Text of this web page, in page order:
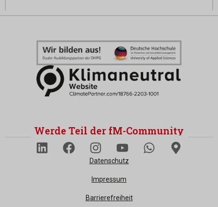
Werde Teil der fM-Community
Datenschutz
Impressum
Barrierefreiheit